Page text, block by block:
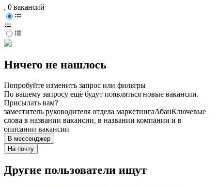
, 0 вакансий
Ничего не нашлось
Попробуйте изменить запрос или фильтры
По вашему запросу ещё будут появляться новые вакансии.
Присылать вам?
заместитель руководителя отдела маркетингаАбанКлючевые
слова в названии вакансии, в названии компании и в
описании вакансии
В мессенджер
На почту
Другие пользователи ищут